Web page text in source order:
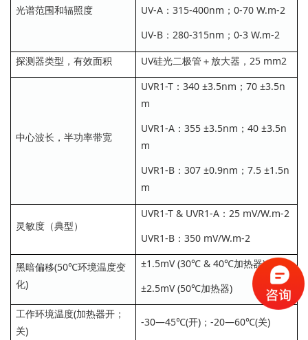
光谱范围和辐照度
UV-A：315-400nm；0-70 W.m-2
UV-B：280-315nm；0-3 W.m-2
探测器类型，有效面积
UV硅光二极管＋放大器，25 mm2
中心波长，半功率带宽
UVR1-T：340 ±3.5nm；70 ±3.5n
m
UVR1-A：355 ±3.5nm；40 ±3.5n
m
UVR1-B：307 ±0.9nm；7.5 ±1.5n
m
灵敏度（典型）
UVR1-T & UVR1-A：25 mV/W.m-2
UVR1-B：350 mV/W.m-2
黑暗偏移(50℃环境温度变
化)
±1.5mV (30℃ & 40℃加热器)
±2.5mV (50℃加热器)
工作环境温度(加热器开；
关)
-30—45℃(开)；-20—60℃(关)